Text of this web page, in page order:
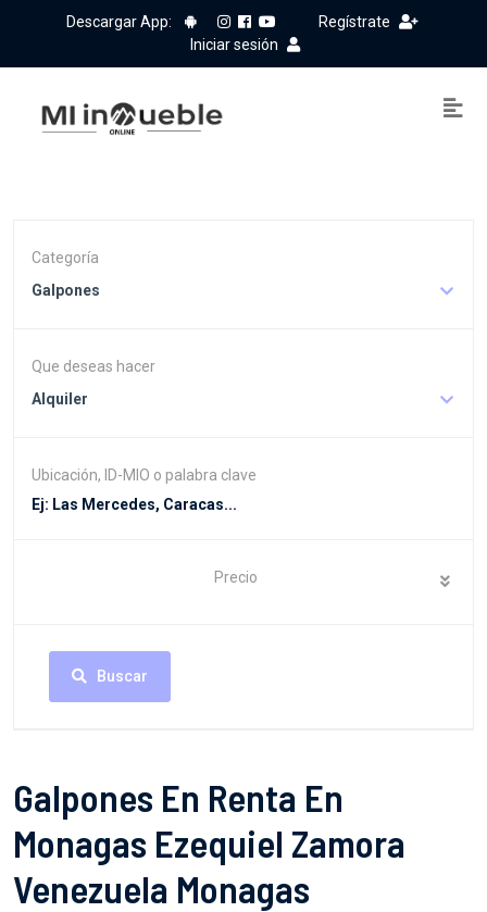
Descargar App:
Regístrate
Iniciar sesión
Categoría
Galpones
Que deseas hacer
Alquiler
Ubicación, ID-MIO o palabra clave
Precio
Buscar
Galpones En Renta En
Monagas Ezequiel Zamora
Venezuela Monagas